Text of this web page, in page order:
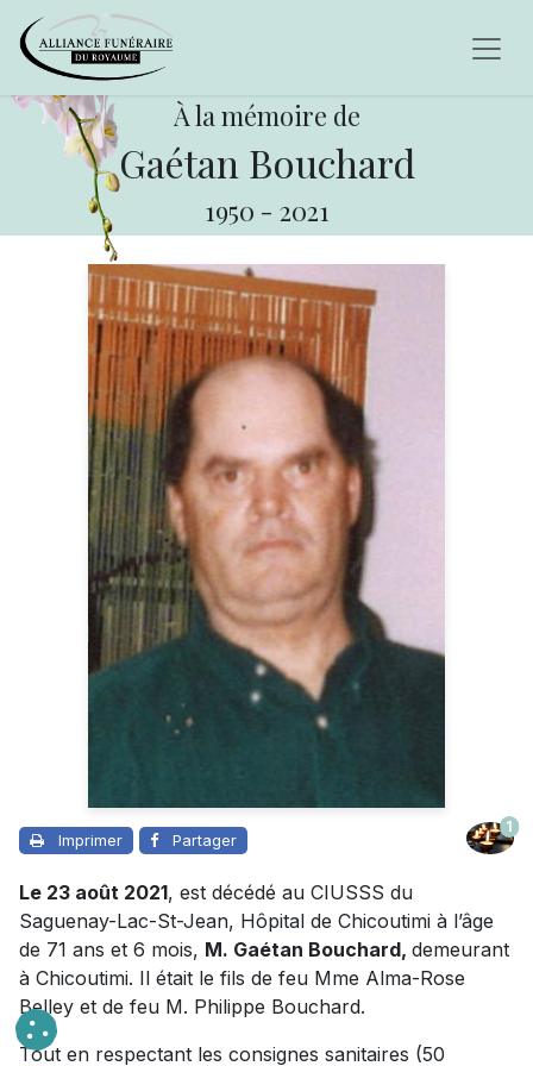
À la mémoire de
Gaétan Bouchard
1950 - 2021
Imprimer Partager
1
Le 23 août 2021, est décédé au CIUSSS du
Saguenay-Lac-St-Jean, Hôpital de Chicoutimi à l’âge
de 71 ans et 6 mois, M. Gaétan Bouchard, demeurant
à Chicoutimi. Il était le fils de feu Mme Alma-Rose
Belley et de feu M. Philippe Bouchard.
Tout en respectant les consignes sanitaires (50